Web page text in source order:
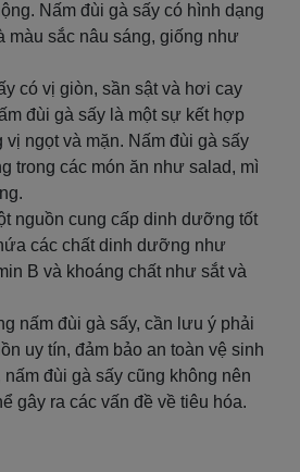
Nấm đùi gà sấy có hình dạng
màu sắc nâu sáng, giống như
có vị giòn, sần sật và hơi cay
đùi gà sấy là một sự kết hợp
ngọt và mặn. Nấm đùi gà sấy
trong các món ăn như salad, mì
nguồn cung cấp dinh dưỡng tốt
các chất dinh dưỡng như
B và khoáng chất như sắt và
nấm đùi gà sấy, cần lưu ý phải
uy tín, đảm bảo an toàn vệ sinh
đùi gà sấy cũng không nên
gây ra các vấn đề về tiêu hóa.